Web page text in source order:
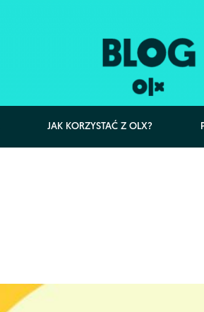
JAK KORZYSTAĆ Z OLX?